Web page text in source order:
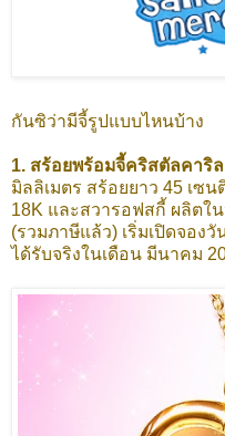
กันซิว่ามีจี้รูปแบบไหนบ้าง
1. สร้อยพร้อมจี้คริสตัลคาริ
มิลลิเมตร สร้อยยาว 45 เซน
18K และสวารอฟสกี้ ผลิตใ
(รวมภาษีแล้ว) เริ่มเปิดจอง
ได้รับจริงในเดือน มีนาคม